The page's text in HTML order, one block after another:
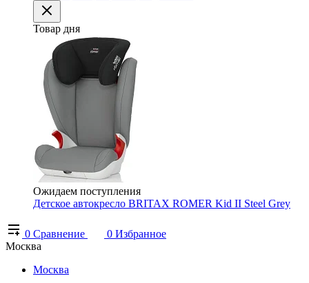
Товар дня
Ожидаем поступления
Детское автокресло BRITAX ROMER Kid II Steel Grey
0 Сравнение 0 Избранное
Москва
Москва